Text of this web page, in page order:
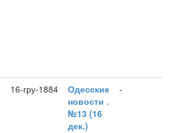
16-гру-1884
Одесские
новости .
№13 (16
дек.)
-